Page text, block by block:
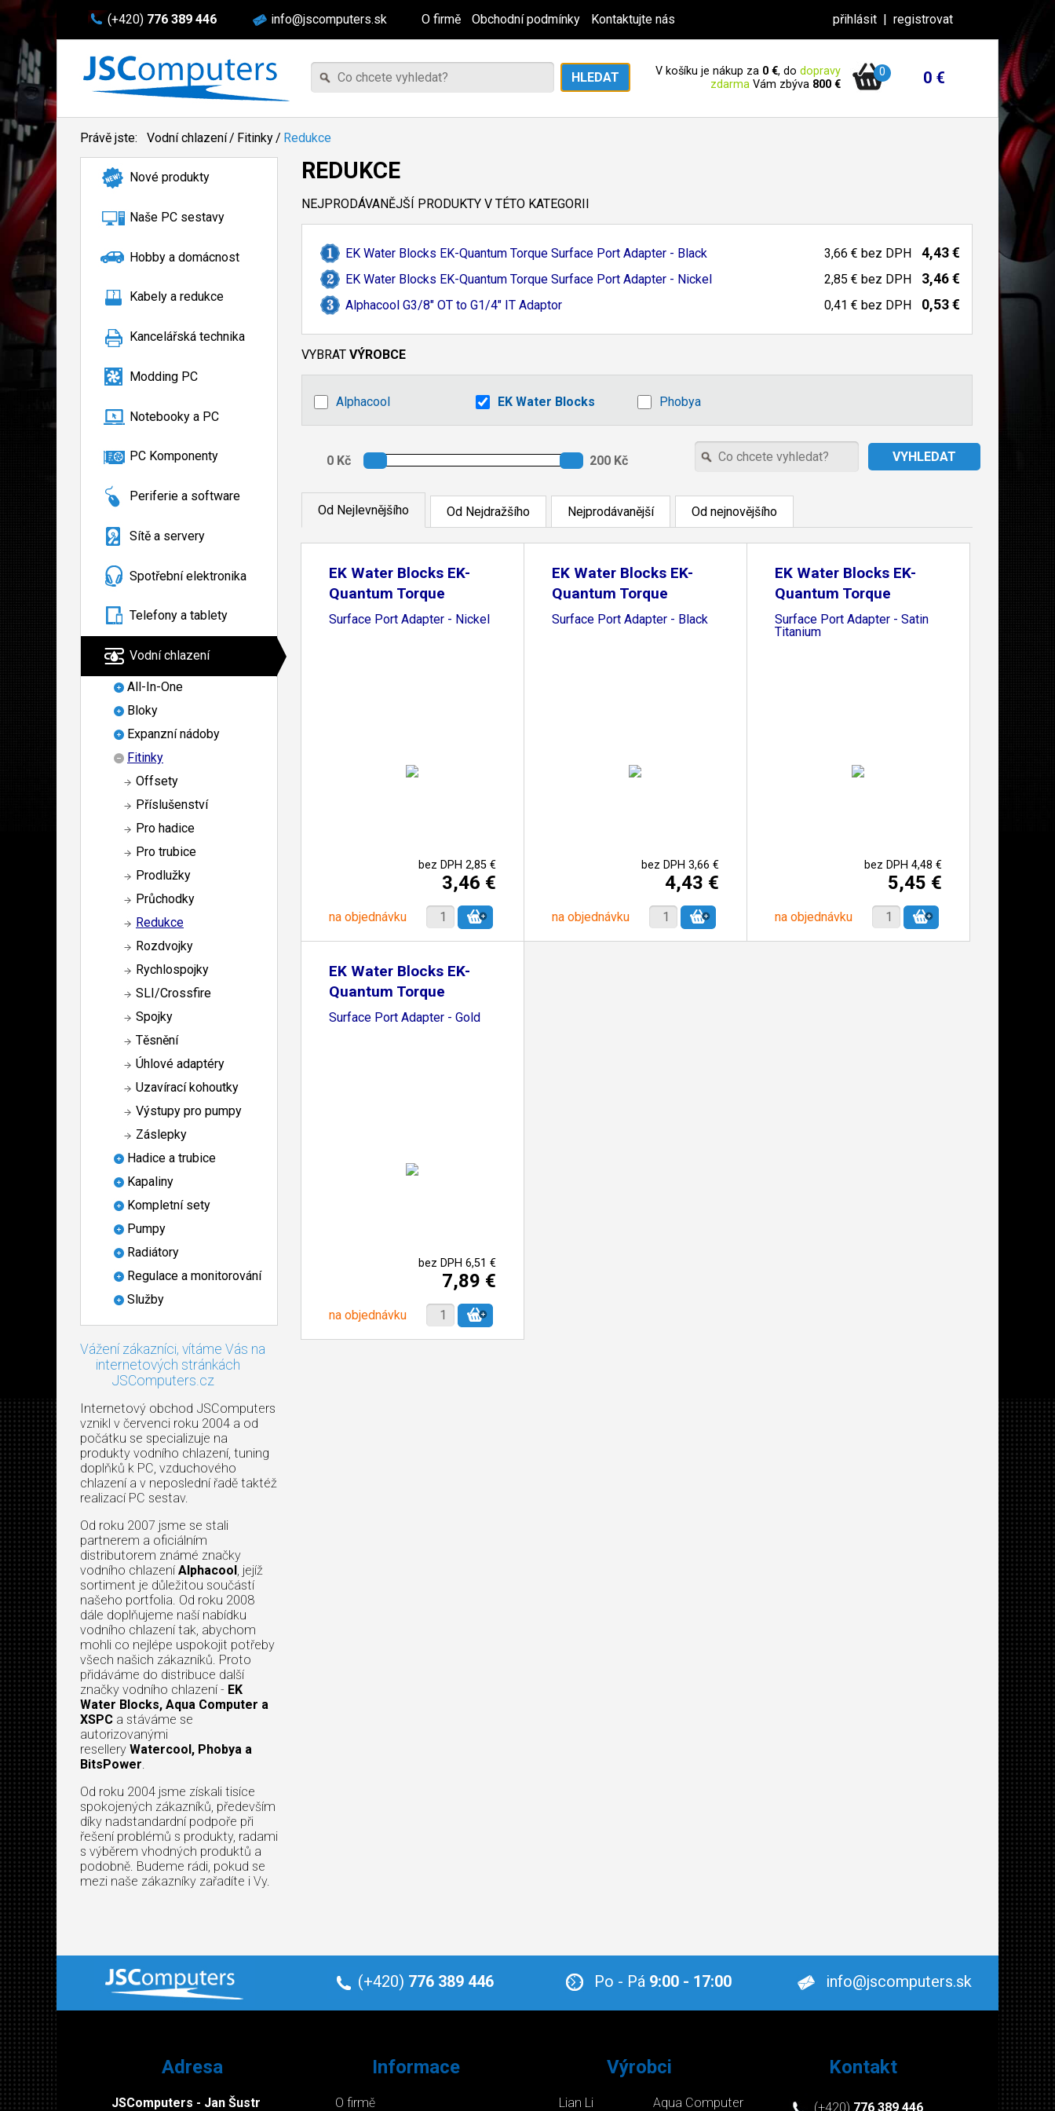
(+420) 776 389 446 info@jscomputers.sk O firmě Obchodní podmínky Kontaktujte nás přihlásit | registrovat
V košíku je nákup za 0 €, do dopravy
zdarma Vám zbýva 800 €
0 0 €
Právě jste: Vodní chlazení/ Fitinky/ Redukce
Nové produkty
Naše PC sestavy
Hobby a domácnost
Kabely a redukce
Kancelářská technika
Modding PC
Notebooky a PC
PC Komponenty
Periferie a software
Sítě a servery
Spotřební elektronika
Telefony a tablety
Vodní chlazení
All-In-One
Bloky
Expanzní nádoby
Fitinky
Offsety
Příslušenství
Pro hadice
Pro trubice
Prodlužky
Průchodky
Redukce
Rozdvojky
Rychlospojky
SLI/Crossfire
Spojky
Těsnění
Úhlové adaptéry
Uzavírací kohoutky
Výstupy pro pumpy
Záslepky
Hadice a trubice
Kapaliny
Kompletní sety
Pumpy
Radiátory
Regulace a monitorování
Služby
Vážení zákazníci, vítáme Vás na
internetových stránkách
JSComputers.cz
Internetový obchod JSComputers
vznikl v červenci roku 2004 a od
počátku se specializuje na
produkty vodního chlazení, tuning
doplňků k PC, vzduchového
chlazení a v neposlední řadě taktéž
realizací PC sestav.
Od roku 2007 jsme se stali
partnerem a oficiálním
distributorem známé značky
vodního chlazení Alphacool, jejíž
sortiment je důležitou součástí
našeho portfolia. Od roku 2008
dále doplňujeme naší nabídku
vodního chlazení tak, abychom
mohli co nejlépe uspokojit potřeby
všech našich zákazníků. Proto
přidáváme do distribuce další
značky vodního chlazení - EK
Water Blocks, Aqua Computer a
XSPC a stáváme se
autorizovanými
resellery Watercool, Phobya a
BitsPower.
Od roku 2004 jsme získali tisíce
spokojených zákazníků, především
díky nadstandardní podpoře při
řešení problémů s produkty, radami
s výběrem vhodných produktů a
podobně. Budeme rádi, pokud se
mezi naše zákazníky zařadíte i Vy.
REDUKCE
NEJPRODÁVANĚJŠÍ PRODUKTY V TÉTO KATEGORII
EK Water Blocks EK-Quantum Torque Surface Port Adapter - Black 3,66 € bez DPH 4,43 €
EK Water Blocks EK-Quantum Torque Surface Port Adapter - Nickel 2,85 € bez DPH 3,46 €
Alphacool G3/8" OT to G1/4" IT Adaptor 0,41 € bez DPH 0,53 €
VYBRAT VÝROBCE
Alphacool EK Water Blocks Phobya
Od Nejlevnějšího Od Nejdražšího Nejprodávanější Od nejnovějšího
EK Water Blocks EK-
Quantum Torque
Surface Port Adapter - Nickel
bez DPH 2,85 €
3,46 €
na objednávku
EK Water Blocks EK-
Quantum Torque
Surface Port Adapter - Black
bez DPH 3,66 €
4,43 €
na objednávku
EK Water Blocks EK-
Quantum Torque
Surface Port Adapter - Satin
Titanium
bez DPH 4,48 €
5,45 €
na objednávku
EK Water Blocks EK-
Quantum Torque
Surface Port Adapter - Gold
bez DPH 6,51 €
7,89 €
na objednávku
(+420) 776 389 446 Po - Pá 9:00 - 17:00 info@jscomputers.sk
Adresa
JSComputers - Jan Šustr
Informace
O firmě
Výrobci
Lian Li Aqua Computer
Kontakt
(+420) 776 389 446